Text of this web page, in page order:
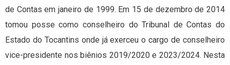
de Contas em janeiro de 1999. Em 15 de dezembro de 2014
tomou posse como conselheiro do Tribunal de Contas do
Estado do Tocantins onde já exerceu o cargo de conselheiro
vice-presidente nos biênios 2019/2020 e 2023/2024. Nesta